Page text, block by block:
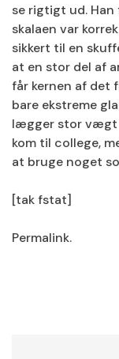
se rigtigt ud.
skalaen var
sikkert til en
at en stor del af
får kernen af det
bare ekstreme
lægger stor vægt
kom til college,
at bruge noget
[tak fstat]
Permalink.